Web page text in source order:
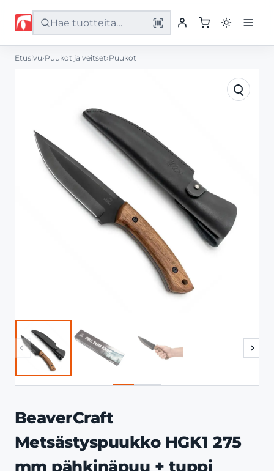
Etusivu
Palvelut
Yritys
Yhteystiedot
Etusivu›Puukot ja veitset›Puukot
BeaverCraft
Metsästyspuukko HGK1 275
mm pähkinäpuu + tuppi